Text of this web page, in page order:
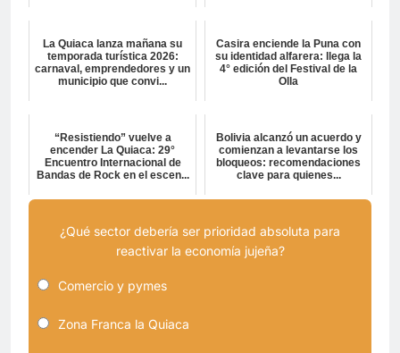
La Quiaca lanza mañana su
temporada turística 2026:
carnaval, emprendedores y un
municipio que convi...
Casira enciende la Puna con
su identidad alfarera: llega la
4° edición del Festival de la
Olla
“Resistiendo” vuelve a
encender La Quiaca: 29°
Encuentro Internacional de
Bandas de Rock en el escen...
Bolivia alcanzó un acuerdo y
comienzan a levantarse los
bloqueos: recomendaciones
clave para quienes...
¿Qué sector debería ser prioridad absoluta para
reactivar la economía jujeña?
Comercio y pymes
Zona Franca la Quiaca